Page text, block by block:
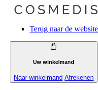
Terug naar de website
Uw winkelmand
Naar winkelmand Afrekenen